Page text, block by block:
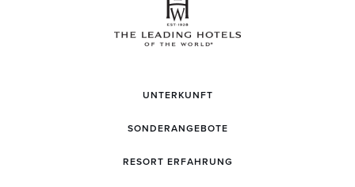
UNTERKUNFT
SONDERANGEBOTE
RESORT ERFAHRUNG